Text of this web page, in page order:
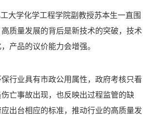
大学化学工程学院副教授苏本生一直围
质量发展的背后是新技术的突破，技术
产品的议价能力会增强。
行业具有市政公用属性，政府考核只看
亡事故出现，也反映出过程监管的缺
出台相应的标准，推动行业的高质量发